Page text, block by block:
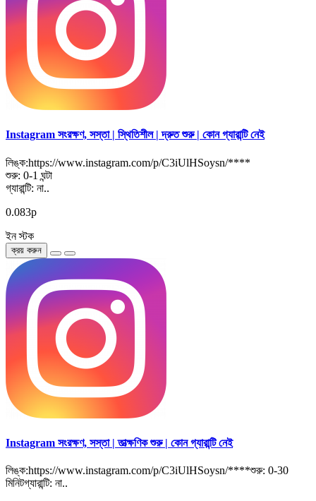
Instagram সংরক্ষণ, সস্তা | স্থিতিশীল | দ্রুত শুরু | কোন গ্যারান্টি নেই
লিঙ্ক:https://www.instagram.com/p/C3iUlHSoysn/****
শুরু: 0-1 ঘন্টা
গ্যারান্টি: না..
0.083р
ইন স্টক
ক্রয় করুন
Instagram সংরক্ষণ, সস্তা | তাত্ক্ষণিক শুরু | কোন গ্যারান্টি নেই
লিঙ্ক:https://www.instagram.com/p/C3iUlHSoysn/****শুরু: 0-30
মিনিটগ্যারান্টি: না..